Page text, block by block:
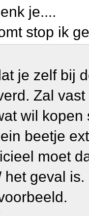
je....
stop ik
je zelf bij
Zal
wil
beetje
moet
het geval